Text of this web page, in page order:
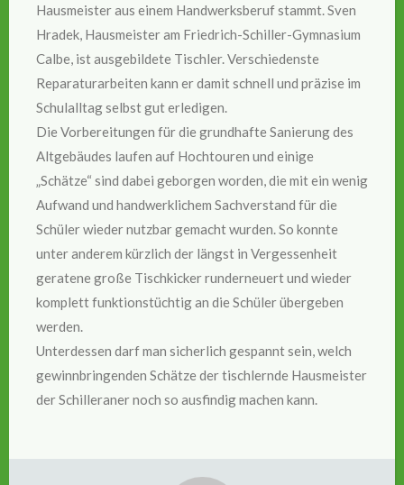
Hausmeister aus einem Handwerksberuf stammt. Sven
Hradek, Hausmeister am Friedrich-Schiller-Gymnasium
Calbe, ist ausgebildete Tischler. Verschiedenste
Reparaturarbeiten kann er damit schnell und präzise im
Schulalltag selbst gut erledigen.
Die Vorbereitungen für die grundhafte Sanierung des
Altgebäudes laufen auf Hochtouren und einige
„Schätze“ sind dabei geborgen worden, die mit ein wenig
Aufwand und handwerklichem Sachverstand für die
Schüler wieder nutzbar gemacht wurden. So konnte
unter anderem kürzlich der längst in Vergessenheit
geratene große Tischkicker runderneuert und wieder
komplett funktionstüchtig an die Schüler übergeben
werden.
Unterdessen darf man sicherlich gespannt sein, welch
gewinnbringenden Schätze der tischlernde Hausmeister
der Schilleraner noch so ausfindig machen kann.